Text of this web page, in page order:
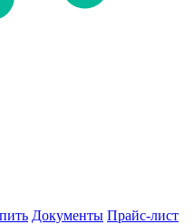
Документы Прайс-лист